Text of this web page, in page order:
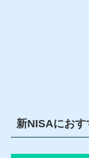
新NISAにお